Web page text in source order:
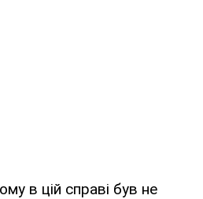
в цій справі був не